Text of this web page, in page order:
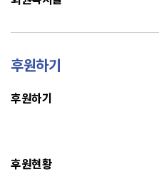
후원하기
후원하기
후원현황